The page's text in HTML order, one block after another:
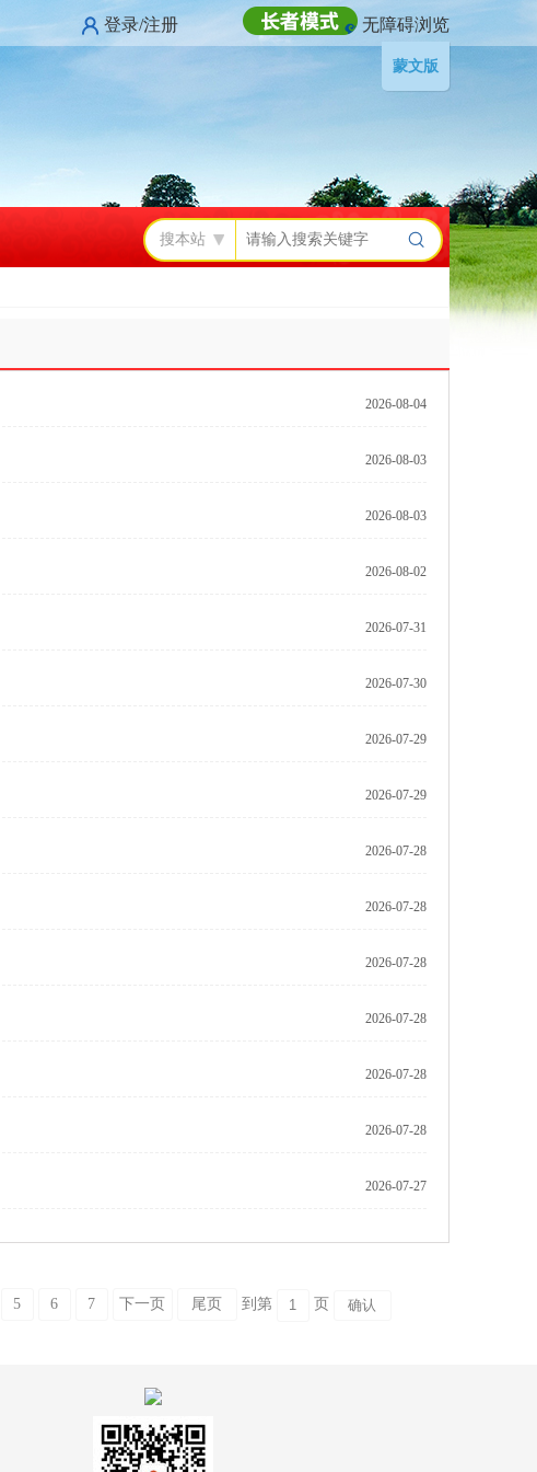
登录/注册 无障碍浏览
蒙文版
搜本站
2026-08-04
2026-08-03
2026-08-03
2026-08-02
2026-07-31
2026-07-30
2026-07-29
2026-07-29
2026-07-28
2026-07-28
2026-07-28
2026-07-28
2026-07-28
2026-07-28
2026-07-27
5 6 7 下一页 尾页 到第 页